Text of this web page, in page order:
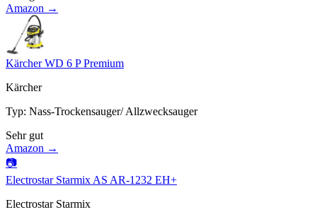
Amazon →
Kärcher WD 6 P Premium
Kärcher
Typ: Nass-Trockensauger/ Allzwecksauger
Sehr gut
Amazon →
📷
Electrostar Starmix AS AR-1232 EH+
Electrostar Starmix